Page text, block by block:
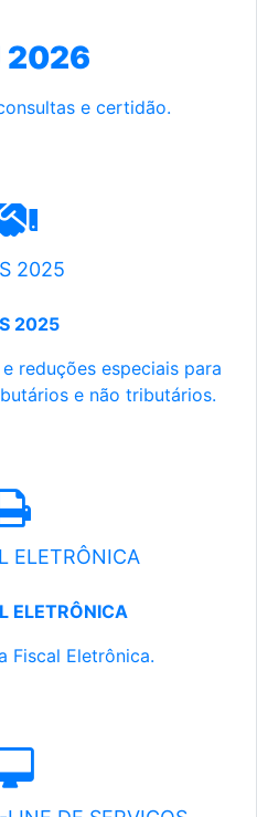
2026
e certidão.
2025
2025
reduções especiais para
e não tributários.
ELETRÔNICA
ELETRÔNICA
Fiscal Eletrônica.